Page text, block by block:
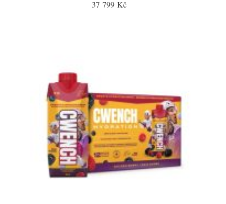
37 799 Kč